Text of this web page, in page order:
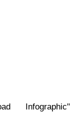
Infographic"